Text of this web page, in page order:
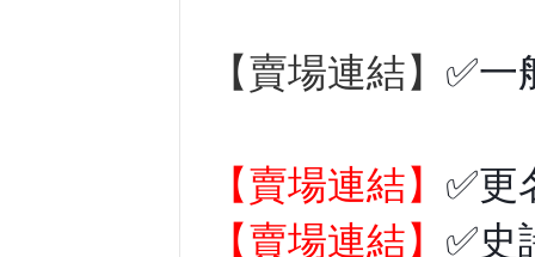
【賣場連結】 ✅一
【賣場連結】 ✅更
【賣場連結】 ✅史